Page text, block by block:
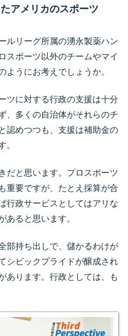
アメリカのスポーツ
ルリーグ所属の湧永製薬ハン
スポーツ以外のチームやマイ
うにお考えでしょうか。
ツに対する行政の支援は十分
、多くの自治体がそれらのチ
認めつつも、支援は補助金の
。
だと思います。プロスポーツ
重要ですが、たとえ採算が合
行政サービスとしてはアリな
あると思います。
部持ち出しで、儲かるわけが
シビックプライドが醸成され
あります。行政としては、も